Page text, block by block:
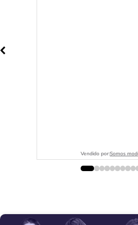
Vendido por:Somos